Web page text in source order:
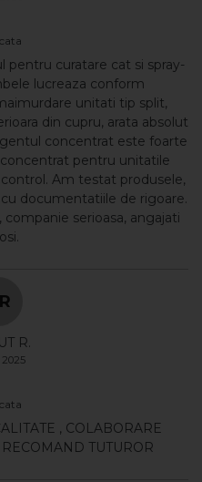
curatare cat si spray-
lucreaza conform
unitati tip split,
din cupru, arata absolut
concentrat este foarte
pentru unitatile
Am testat produsele,
documentatiile de rigoare.
serioasa, angajati
R.
2025
, COLABORARE
TUTUROR